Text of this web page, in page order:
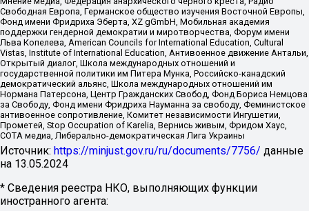
Свободная Европа, Германское общество изучения Восточной Европы,
Фонд имени Фридриха Эберта, XZ gGmbH, Мобильная академия
поддержки гендерной демократии и миротворчества, Форум имени
Льва Копелева, American Councils for International Education, Cultural
Vistas, Institute of International Education, Антивоенное движение Антальи,
Открытый диалог, Школа международных отношений и
государственной политики им Питера Мунка, Российско-канадский
демократический альянс, Школа международных отношений им
Нормана Патерсона, Центр Гражданских Свобод, Фонд Бориса Немцова
за Свободу, Фонд имени Фридриха Науманна за свободу, Феминистское
антивоенное сопротивление, Комитет независимости Ингушетии,
Прометей, Stop Occupation of Karelia, Вернись живым, Фридом Хаус,
СОТА медиа, Либерально-демократическая Лига Украины
Источник: https://minjust.gov.ru/ru/documents/7756/ данные
на 13.05.2024
* Сведения реестра НКО, выполняющих функции
иностранного агента: